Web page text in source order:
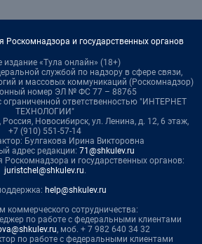
Роскомнадзора и государственных органов
издание «Тула онлайн» (18+)
службой по надзору в сфере связи,
и массовых коммуникаций (Роскомнадзор)
номер ЭЛ № ФС 77 – 88765
ограниченной ответственностью "ИНТЕРНЕТ
ТЕХНОЛОГИИ"
Новосибирск, ул. Ленина, д. 12, 6 этаж,
+7 (910) 551-57-14
Булгакова Ирина Викторовна
адрес редакции: 71@shkulev.ru
Роскомнадзора и государственных органов:
juristchel@shkulev.ru.
help@shkulev.ru
коммерческого сотрудничества:
по работе с федеральными клиентами
, моб. + 7 982 640 34 32
по работе с федеральными клиентами